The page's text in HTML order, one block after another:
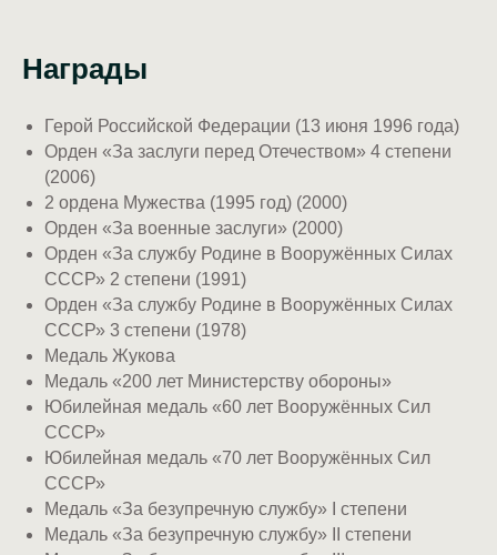
Награды
Герой Российской Федерации (13 июня 1996 года)
Орден «За заслуги перед Отечеством» 4 степени
(2006)
2 ордена Мужества (1995 год) (2000)
Орден «За военные заслуги» (2000)
Орден «За службу Родине в Вооружённых Силах
СССР» 2 степени (1991)
Орден «За службу Родине в Вооружённых Силах
СССР» 3 степени (1978)
Медаль Жукова
Медаль «200 лет Министерству обороны»
Юбилейная медаль «60 лет Вооружённых Сил
СССР»
Юбилейная медаль «70 лет Вооружённых Сил
СССР»
Медаль «За безупречную службу» I степени
Медаль «За безупречную службу» II степени